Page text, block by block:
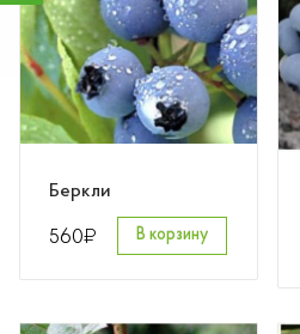
НОВИНКА Английские и
Розы
Беркли
560₽ В корзину